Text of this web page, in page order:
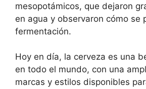
mesopotámicos, que dejaron
en agua y observaron cómo se
fermentación.
Hoy en día, la cerveza es una
en todo el mundo, con una
marcas y estilos disponibles